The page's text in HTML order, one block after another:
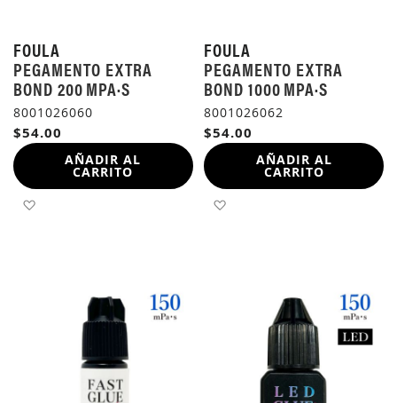
FOULA
PEGAMENTO EXTRA
BOND 200 MPA·S
8001026060
$54.00
AÑADIR AL
CARRITO
AÑADIR A LA LISTA DE DESEOS
FOULA
PEGAMENTO EXTRA
BOND 1000 MPA·S
8001026062
$54.00
AÑADIR AL
CARRITO